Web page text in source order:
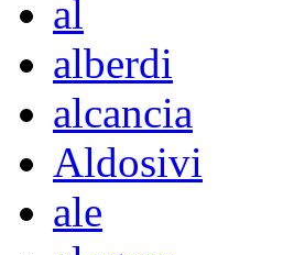
al
alberdi
alcancia
Aldosivi
ale